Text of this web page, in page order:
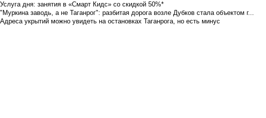
Услуга дня: занятия в «Смарт Кидс» со скидкой 50%*
"Муркина заводь, а не Таганрог": разбитая дорога возле Дубков стала объектом г...
Адреса укрытий можно увидеть на остановках Таганрога, но есть минус